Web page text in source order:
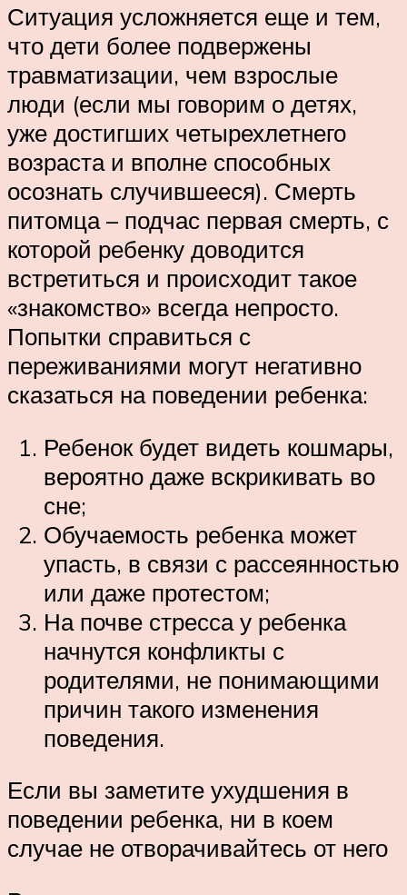
Ситуация усложняется еще и тем,
что дети более подвержены
травматизации, чем взрослые
люди (если мы говорим о детях,
уже достигших четырехлетнего
возраста и вполне способных
осознать случившееся). Смерть
питомца – подчас первая смерть, с
которой ребенку доводится
встретиться и происходит такое
«знакомство» всегда непросто.
Попытки справиться с
переживаниями могут негативно
сказаться на поведении ребенка:
Ребенок будет видеть кошмары,
вероятно даже вскрикивать во
сне;
Обучаемость ребенка может
упасть, в связи с рассеянностью
или даже протестом;
На почве стресса у ребенка
начнутся конфликты с
родителями, не понимающими
причин такого изменения
поведения.
Если вы заметите ухудшения в
поведении ребенка, ни в коем
случае не отворачивайтесь от него